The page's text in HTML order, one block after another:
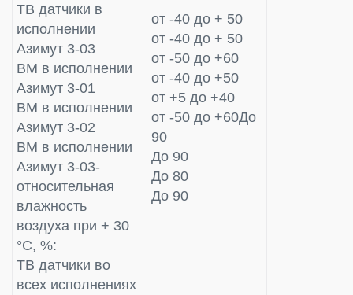
ТВ датчики в
исполнении
Азимут 3-03
ВМ в исполнении
Азимут 3-01
ВМ в исполнении
Азимут 3-02
ВМ в исполнении
Азимут 3-03-
относительная
влажность
воздуха при + 30
°С, %:
ТВ датчики во
всех исполнениях
от -40 до + 50
от -40 до + 50
от -50 до +60
от -40 до +50
от +5 до +40
от -50 до +60До
90
До 90
До 80
До 90